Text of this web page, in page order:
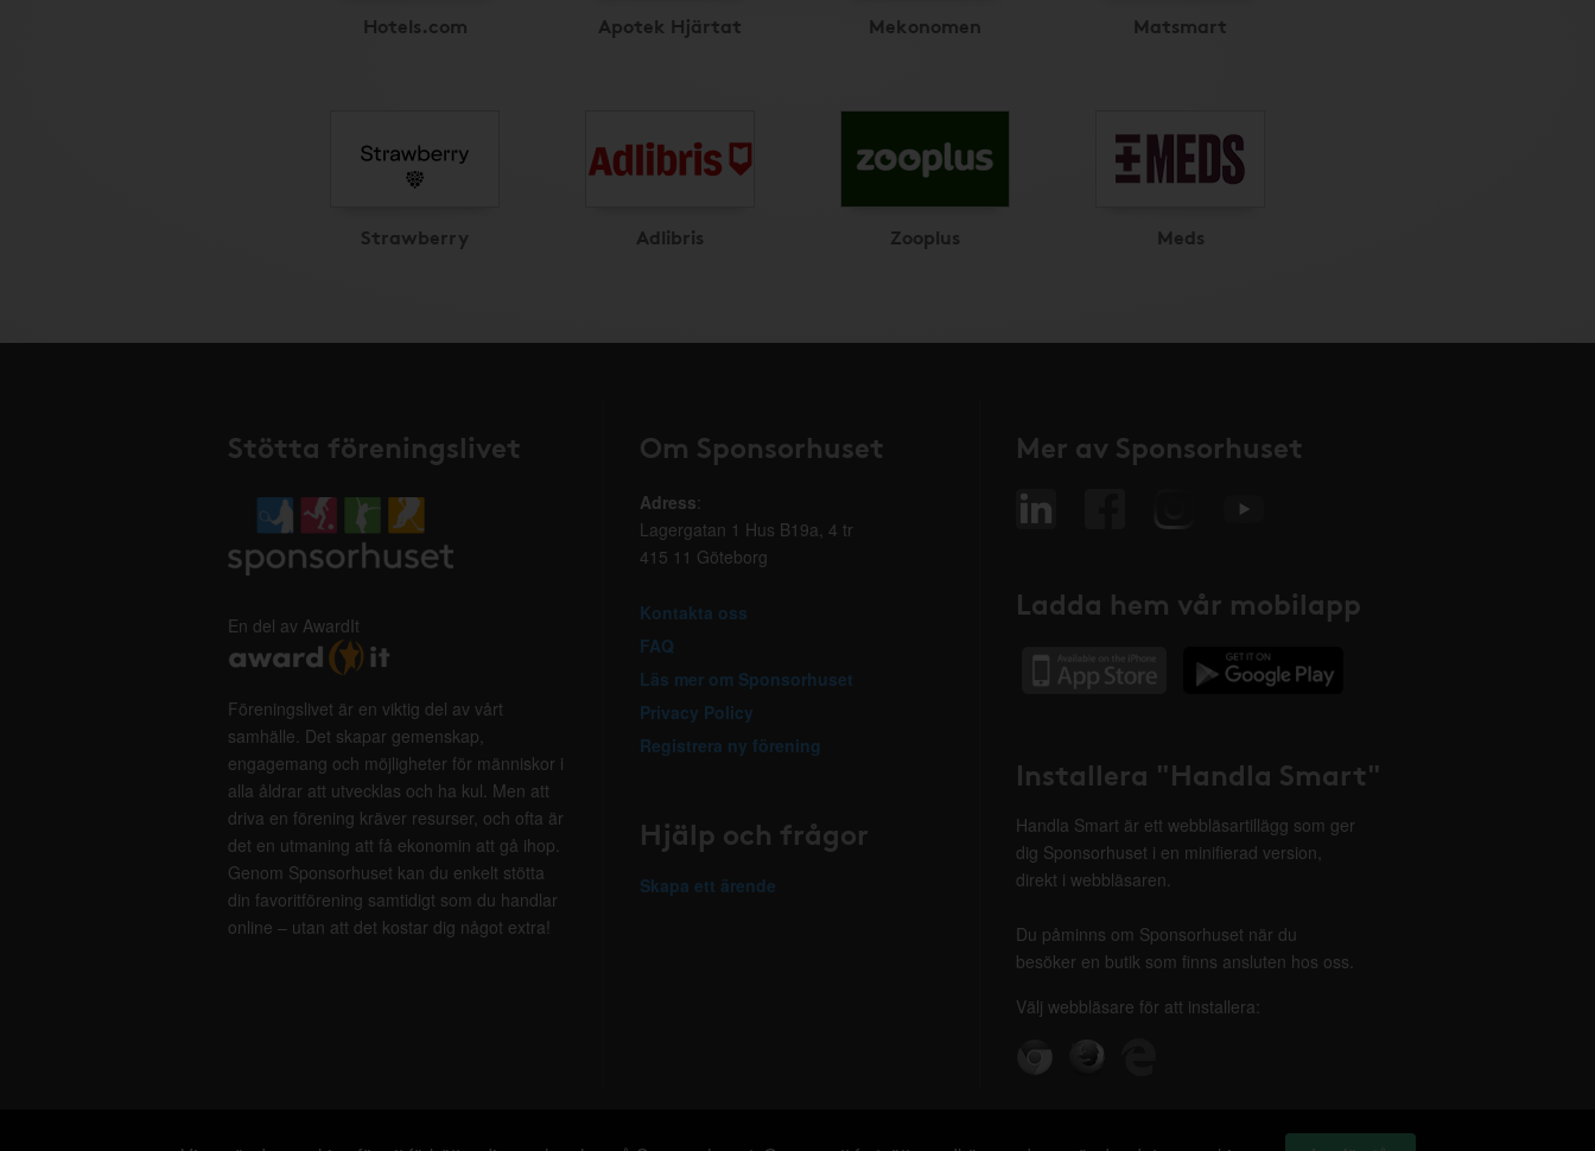
Hotels.com Apotek Hjärtat Mekonomen Matsmart
Strawberry Adlibris Zooplus Meds
Stötta föreningslivet
En del av AwardIt
Föreningslivet är en viktig del av vårt
samhälle. Det skapar gemenskap,
engagemang och möjligheter för människor i
alla åldrar att utvecklas och ha kul. Men att
driva en förening kräver resurser, och ofta är
det en utmaning att få ekonomin att gå ihop.
Genom Sponsorhuset kan du enkelt stötta
din favoritförening samtidigt som du handlar
online – utan att det kostar dig något extra!
Om Sponsorhuset
Adress:
Lagergatan 1 Hus B19a, 4 tr
415 11 Göteborg
Kontakta oss
FAQ
Läs mer om Sponsorhuset
Privacy Policy
Registrera ny förening
Hjälp och frågor
Skapa ett ärende
Mer av Sponsorhuset
Ladda hem vår mobilapp
Installera "Handla Smart"
Handla Smart är ett webbläsartillägg som ger
dig Sponsorhuset i en minifierad version,
direkt i webbläsaren.
Du påminns om Sponsorhuset när du
besöker en butik som finns ansluten hos oss.
Välj webbläsare för att installera: